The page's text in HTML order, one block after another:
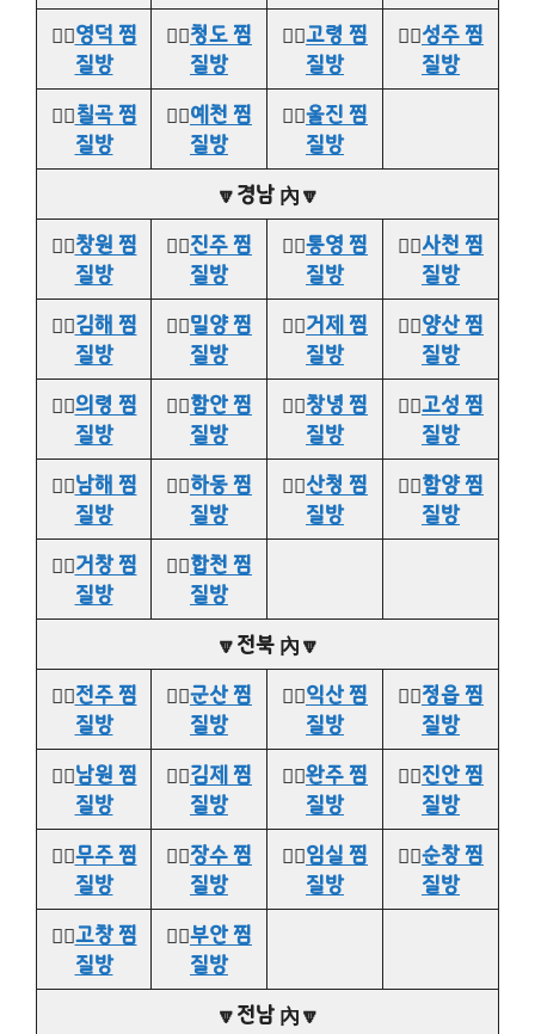
👉🏻영덕 찜
질방
👉🏻청도 찜
질방
👉🏻고령 찜
질방
👉🏻성주 찜
질방
👉🏻칠곡 찜
질방
👉🏻예천 찜
질방
👉🏻울진 찜
질방
🔽경남 內🔽
👉🏻창원 찜
질방
👉🏻진주 찜
질방
👉🏻통영 찜
질방
👉🏻사천 찜
질방
👉🏻김해 찜
질방
👉🏻밀양 찜
질방
👉🏻거제 찜
질방
👉🏻양산 찜
질방
👉🏻의령 찜
질방
👉🏻함안 찜
질방
👉🏻창녕 찜
질방
👉🏻고성 찜
질방
👉🏻남해 찜
질방
👉🏻하동 찜
질방
👉🏻산청 찜
질방
👉🏻함양 찜
질방
👉🏻거창 찜
질방
👉🏻합천 찜
질방
🔽전북 內🔽
👉🏻전주 찜
질방
👉🏻군산 찜
질방
👉🏻익산 찜
질방
👉🏻정읍 찜
질방
👉🏻남원 찜
질방
👉🏻김제 찜
질방
👉🏻완주 찜
질방
👉🏻진안 찜
질방
👉🏻무주 찜
질방
👉🏻장수 찜
질방
👉🏻임실 찜
질방
👉🏻순창 찜
질방
👉🏻고창 찜
질방
👉🏻부안 찜
질방
🔽전남 內🔽